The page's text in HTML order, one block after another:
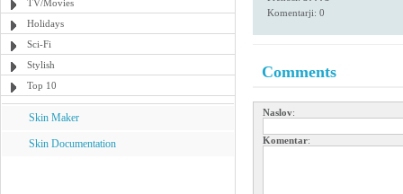
TV/Movies
Holidays
Sci-Fi
Stylish
Top 10
Skin Maker
Skin Documentation
Komentarji: 0
Comments
Naslov:
Komentar: